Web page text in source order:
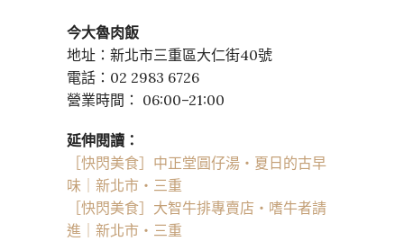
今大魯肉飯
地址：新北市三重區大仁街40號
電話：02 2983 6726
營業時間： 06:00–21:00
延伸閱讀：
［快閃美食］中正堂圓仔湯・夏日的古早
味｜新北市・三重
［快閃美食］大智牛排專賣店・嗜牛者請
進｜新北市・三重